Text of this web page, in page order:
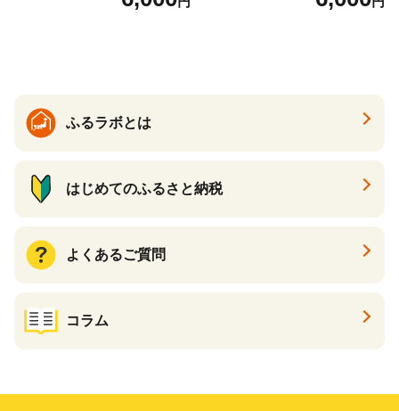
詰合せ クラムチャウダー チ
ト スープ プロテイン たんぱ
ふるラボとは
はじめてのふるさと納税
よくあるご質問
コラム